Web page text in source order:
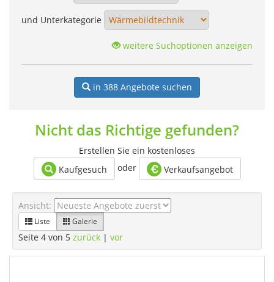
und Unterkategorie
weitere Suchoptionen anzeigen
in 388 Angebote suchen
Nicht das Richtige gefunden?
Erstellen Sie ein kostenloses
Kaufgesuch
oder Verkaufsangebot
Ansicht:
Liste Galerie
Seite 4 von 5 zurück | vor